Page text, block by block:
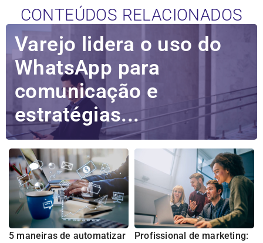
CONTEÚDOS RELACIONADOS
Varejo lidera o uso do
WhatsApp para
comunicação e
estratégias...
5 maneiras de automatizar
Profissional de marketing: